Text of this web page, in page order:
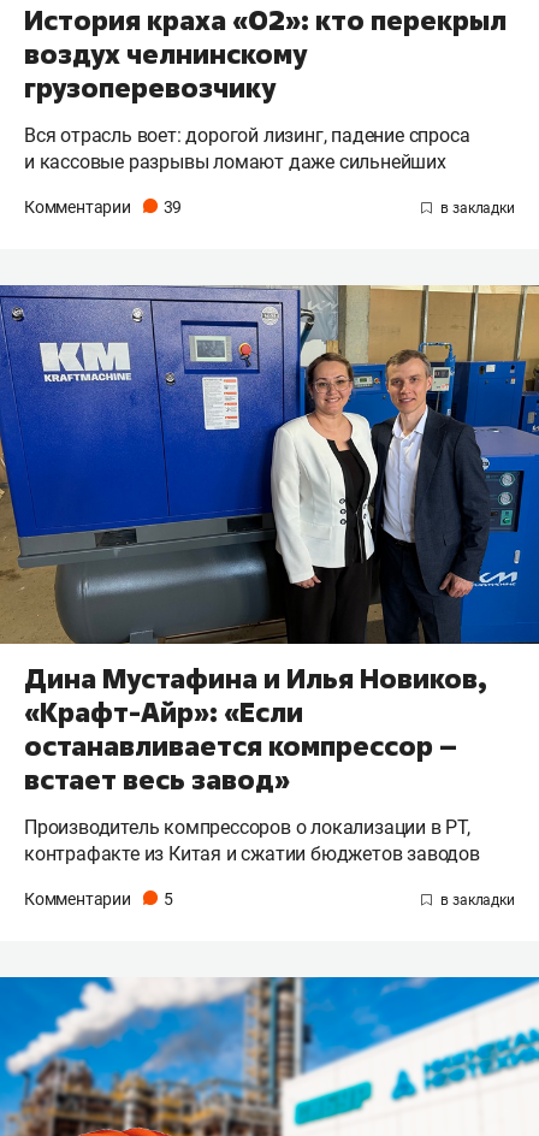
История краха «О2»: кто перекрыл
воздух челнинскому
грузоперевозчику
Вся отрасль воет: дорогой лизинг, падение спроса
и кассовые разрывы ломают даже сильнейших
Комментарии 39
Дина Мустафина и Илья Новиков,
«Крафт-Айр»: «Если
останавливается компрессор –
встает весь завод»
Производитель компрессоров о локализации в РТ,
контрафакте из Китая и сжатии бюджетов заводов
Комментарии 5